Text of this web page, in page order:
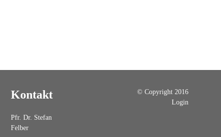
Kontakt
Pfr. Dr. Stefan
Felber
© Copyright 2016
Login